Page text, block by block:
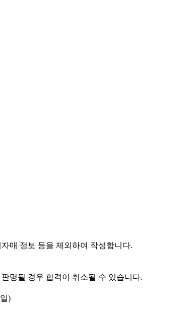
매 정보 등을 제외하여 작성합니다.
명될 경우 합격이 취소될 수 있습니다.
)